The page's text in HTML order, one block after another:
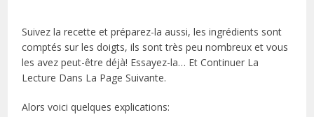
Suivez la recette et préparez-la aussi, les ingrédients sont
comptés sur les doigts, ils sont très peu nombreux et vous
les avez peut-être déjà! Essayez-la… Et Continuer La
Lecture Dans La Page Suivante.
Alors voici quelques explications: